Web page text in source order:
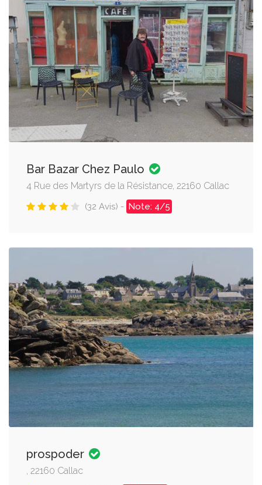
Bar Bazar Chez Paulo
4 Rue des Martyrs de la Résistance, 22160 Callac
(32 Avis) - Note: 4/5
prospoder
, 22160 Callac